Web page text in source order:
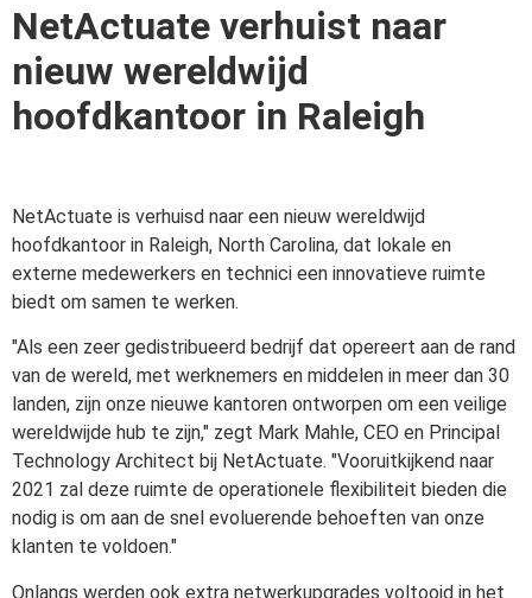
NetActuate verhuist naar
nieuw wereldwijd
hoofdkantoor in Raleigh
NetActuate is verhuisd naar een nieuw wereldwijd
hoofdkantoor in Raleigh, North Carolina, dat lokale en
externe medewerkers en technici een innovatieve ruimte
biedt om samen te werken.
"Als een zeer gedistribueerd bedrijf dat opereert aan de rand
van de wereld, met werknemers en middelen in meer dan 30
landen, zijn onze nieuwe kantoren ontworpen om een veilige
wereldwijde hub te zijn," zegt Mark Mahle, CEO en Principal
Technology Architect bij NetActuate. "Vooruitkijkend naar
2021 zal deze ruimte de operationele flexibiliteit bieden die
nodig is om aan de snel evoluerende behoeften van onze
klanten te voldoen."
Onlangs werden ook extra netwerkupgrades voltooid in het